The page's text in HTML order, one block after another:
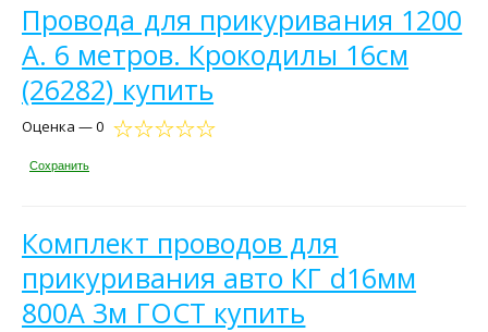
Провода для прикуривания 1200
А. 6 метров. Крокодилы 16см
(26282) купить
Оценка — 0
Сохранить
Комплект проводов для
прикуривания авто КГ d16мм
800А 3м ГОСТ купить